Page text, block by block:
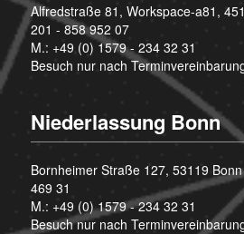
Alfredstraße 81, Workspace-a81,
201 - 858 952 07
M.: +49 (0) 1579 - 234 32 31
Besuch nur nach
Niederlassung Bonn
Bornheimer Straße 127, 53119
469 31
M.: +49 (0) 1579 - 234 32 31
Besuch nur nach